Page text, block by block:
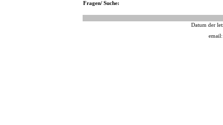
Fragen/ Suche:
Datum der